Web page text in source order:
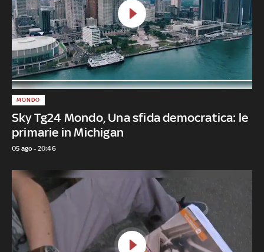
Sky Tg24 Mondo, Una sfida democratica: le
primarie in Michigan
MONDO
05 ago - 20:46